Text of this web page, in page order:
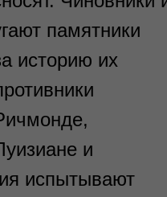
памятники
историю их
и
испытывают